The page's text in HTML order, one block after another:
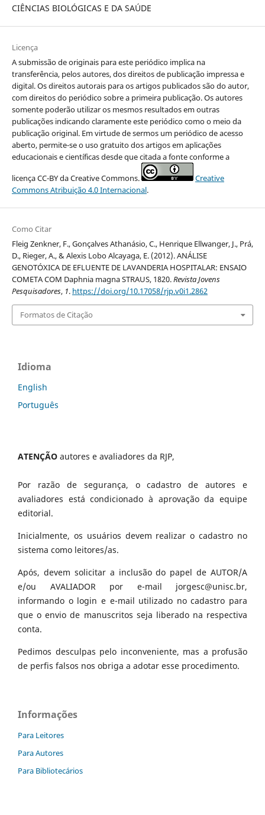
CIÊNCIAS BIOLÓGICAS E DA SAÚDE
Licença
A submissão de originais para este periódico implica na
transferência, pelos autores, dos direitos de publicação impressa e
digital. Os direitos autorais para os artigos publicados são do autor,
com direitos do periódico sobre a primeira publicação. Os autores
somente poderão utilizar os mesmos resultados em outras
publicações indicando claramente este periódico como o meio da
publicação original. Em virtude de sermos um periódico de acesso
aberto, permite-se o uso gratuito dos artigos em aplicações
educacionais e científicas desde que citada a fonte conforme a
licença CC-BY da Creative Commons.
Creative
Commons Atribuição 4.0 Internacional.
Como Citar
Fleig Zenkner, F., Gonçalves Athanásio, C., Henrique Ellwanger, J., Prá,
D., Rieger, A., & Alexis Lobo Alcayaga, E. (2012). ANÁLISE
GENOTÓXICA DE EFLUENTE DE LAVANDERIA HOSPITALAR: ENSAIO
COMETA COM Daphnia magna STRAUS, 1820.Revista Jovens
Pesquisadores, 1. https://doi.org/10.17058/rjp.v0i1.2862
Formatos de Citação
Idioma
English
Português
ATENÇÃO autores e avaliadores da RJP,
Por razão de segurança, o cadastro de autores e
avaliadores está condicionado à aprovação da equipe
editorial.
Inicialmente, os usuários devem realizar o cadastro no
sistema como leitores/as.
Após, devem solicitar a inclusão do papel de AUTOR/A
e/ou AVALIADOR por e-mail jorgesc@unisc.br,
informando o login e e-mail utilizado no cadastro para
que o envio de manuscritos seja liberado na respectiva
conta.
Pedimos desculpas pelo inconveniente, mas a profusão
de perfis falsos nos obriga a adotar esse procedimento.
Informações
Para Leitores
Para Autores
Para Bibliotecários